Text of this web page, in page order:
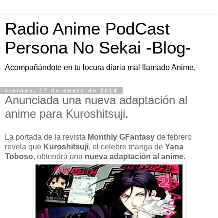
Radio Anime PodCast
Persona No Sekai -Blog-
Acompañándote en tu locura diaria mal llamado Anime.
viernes, 17 de enero de 2014
Anunciada una nueva adaptación al
anime para Kuroshitsuji.
La portada de la revista Monthly GFantasy de febrero
revela que Kuroshitsuji, el celebre manga de Yana
Toboso, obtendrá una nueva adaptación al anime.